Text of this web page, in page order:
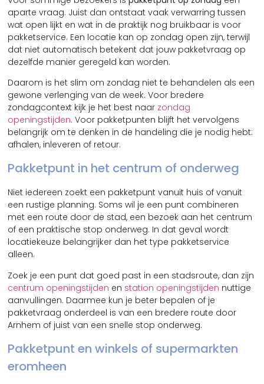
aparte vraag. Juist dan ontstaat vaak verwarring tussen
wat open lijkt en wat in de praktijk nog bruikbaar is voor
pakketservice. Een locatie kan op zondag open zijn, terwijl
dat niet automatisch betekent dat jouw pakketvraag op
dezelfde manier geregeld kan worden.
Daarom is het slim om zondag niet te behandelen als een
gewone verlenging van de week. Voor bredere
zondagcontext kijk je het best naar zondag
openingstijden. Voor pakketpunten blijft het vervolgens
belangrijk om te denken in de handeling die je nodig hebt:
afhalen, inleveren of retour.
Pakketpunt in het centrum of onderweg
Niet iedereen zoekt een pakketpunt vanuit huis of vanuit
een rustige planning. Soms wil je een punt combineren
met een route door de stad, een bezoek aan het centrum
of een praktische stop onderweg. In dat geval wordt
locatiekeuze belangrijker dan het type pakketservice
alleen.
Zoek je een punt dat goed past in een stadsroute, dan zijn
centrum openingstijden en station openingstijden nuttige
aanvullingen. Daarmee kun je beter bepalen of je
pakketvraag onderdeel is van een bredere route door
Arnhem of juist van een snelle stop onderweg.
Pakketpunt en winkels of supermarkten
eromheen